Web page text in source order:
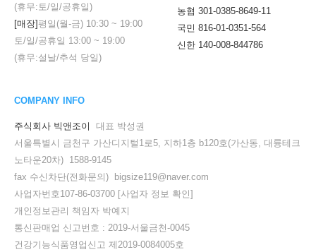
(휴무:토/일/공휴일)
[매장]평일(월-금) 10:30 ~ 19:00
토/일/공휴일 13:00 ~ 19:00
(휴무:설날/추석 당일)
농협 301-0385-8649-11
국민 816-01-0351-564
신한 140-008-844786
COMPANY INFO
주식회사 빅앤조이
대표 박성권
서울특별시 금천구 가산디지털1로5, 지하1층 b120호(가산동, 대륭테크
노타운20차) 1588-9145
fax 수신차단(전화문의) bigsize119@naver.com
사업자번호107-86-03700 [사업자 정보 확인]
개인정보관리 책임자 박예지
통신판매업 신고번호 : 2019-서울금천-0045
건강기능식품영업신고 제2019-0084005호